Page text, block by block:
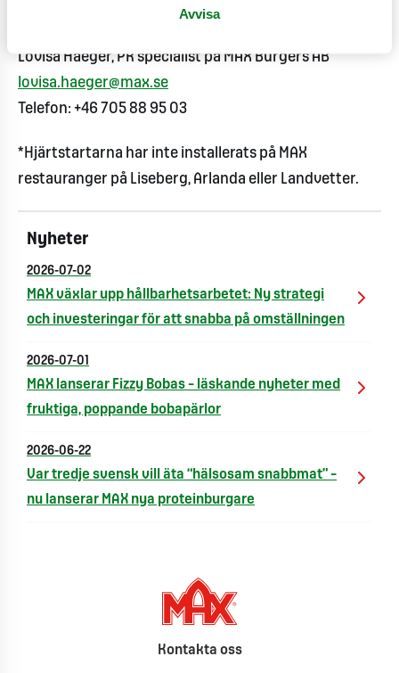
Avvisa
Lovisa Haeger, PR specialist på MAX Burgers AB
lovisa.haeger@max.se
Telefon: +46 705 88 95 03
*Hjärtstartarna har inte installerats på MAX
restauranger på Liseberg, Arlanda eller Landvetter.
Nyheter
2026-07-02
MAX växlar upp hållbarhetsarbetet: Ny strategi
och investeringar för att snabba på omställningen
2026-07-01
MAX lanserar Fizzy Bobas – läskande nyheter med
fruktiga, poppande bobapärlor
2026-06-22
Var tredje svensk vill äta “hälsosam snabbmat” –
nu lanserar MAX nya proteinburgare
Kontakta oss